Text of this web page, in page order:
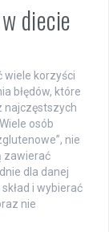
diecie
wiele korzyści
błędów, które
najczęstszych
. Wiele osób
nie
zawierać
dla danej
i wybierać
nie